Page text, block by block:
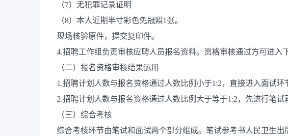
（7）无犯罪记录证明
（8）本人近期半寸彩色免冠照1张。
现场核验原件，提交复印件。
4.招聘工作组负责审核应聘人员报名资料。资格审核通过方可进入
（二）报名资格审核结果运用
1.招聘计划人数与报名资格通过人数比例小于1:2，直接进入面试环
2.招聘计划人数与报名资格通过人数比例大于等于1:2，先进行笔试
（三）综合考核
综合考核环节由笔试和面试两个部分组成。笔试参考书人民卫生